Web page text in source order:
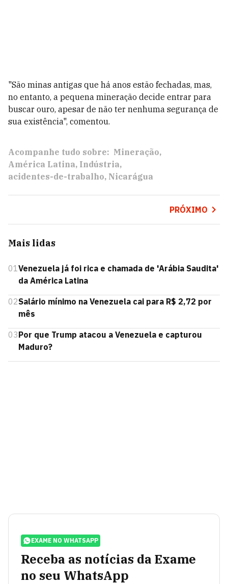
"São minas antigas que há anos estão fechadas, mas,
no entanto, a pequena mineração decide entrar para
buscar ouro, apesar de não ter nenhuma segurança de
sua existência", comentou.
Acompanhe tudo sobre: Mineração
América Latina Indústria
acidentes-de-trabalho Nicarágua
PRÓXIMO
Mais lidas
01Venezuela já foi rica e chamada de 'Arábia Saudita'
da América Latina
02Salário mínimo na Venezuela cai para R$ 2,72 por
mês
03Por que Trump atacou a Venezuela e capturou
Maduro?
EXAME NO WHATSAPP
Receba as notícias da Exame
no seu WhatsApp